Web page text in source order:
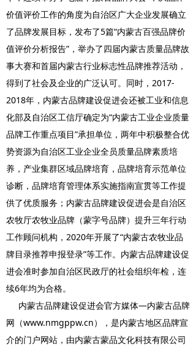
价值评价工作的角度为自治区广大企业发展确立
了品牌发展目标，发布了5篇“内蒙古百强品牌价
值评价分析报告”，举办了四届内蒙古质量品牌故
事大赛和首届内蒙古行业标志性品牌推荐活动，
得到了社会及企业的广泛认可。同时，2017-
2018年，内蒙古品牌建设促进会还被工业和信息
化部及自治区工信厅确定为“内蒙古工业企业质量
品牌工作重点项目”承担单位，两年中积极整合优
势资源为自治区工业企业全员质量品牌素质培
养，产业集群区域品牌培育，品牌培育示范单位
诊断，品牌培育管理体系实施指南宣贯等工作提
供了优质服务；内蒙古品牌建设促进会是自治区
农牧厅农牧业品牌（蒙字号品牌）提升三年行动
工作顾问机构，2020年开展了“内蒙古农牧业品
牌目录推荐申报登录”等工作。内蒙古品牌建设促
进会准时参加自治区民政厅的社会组织年检，连
续6年均为合格。
内蒙古品牌建设促进会官方媒体—内蒙古品牌
网（www.nmgppw.cn），是内蒙古地区品牌宣
介的门户网站，由内蒙古蒙品文化科技有限公司